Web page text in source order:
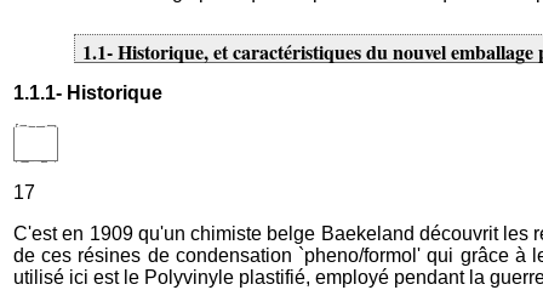
1.1- Historique, et caractéristiques du nouvel emballage
1.1.1- Historique
17
C'est en 1909 qu'un chimiste belge Baekeland découvrit les
de ces résines de condensation `pheno/formol' qui grâce
utilisé ici est le Polyvinyle plastifié, employé pendant la